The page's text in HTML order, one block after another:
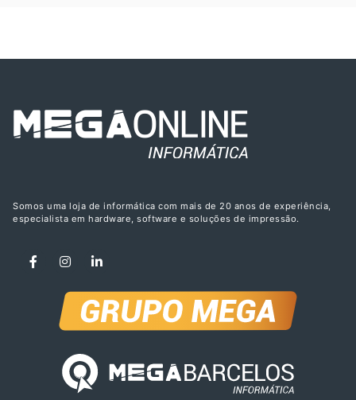
Somos uma loja de informática com mais de 20 anos de experiência,
especialista em hardware, software e soluções de impressão.